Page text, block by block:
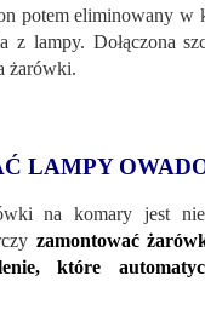
potem eliminowany w
z lampy. Dołączona
żarówki.
LAMPY
na komary jest
zamontować
które